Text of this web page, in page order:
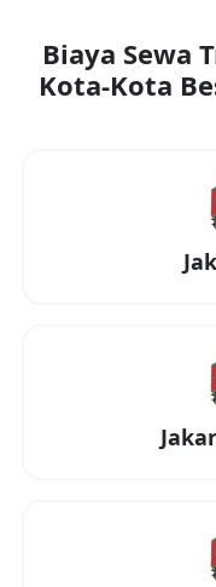
Biaya Sewa
Kota-Kota